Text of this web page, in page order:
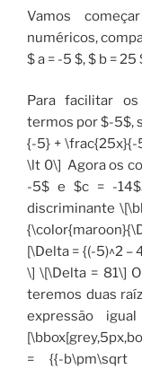
Vamos
numéricos,
$ a = -5 $, $ b =
Para facilitar
termos por $-5$,
{-5} + \frac{25x}{-
\lt 0\] Agora os
-5$ e $c = -
discriminante
[\Delta = {(-5)^2 –
\] \[\Delta = 81\]
teremos duas
expressão
= {{-